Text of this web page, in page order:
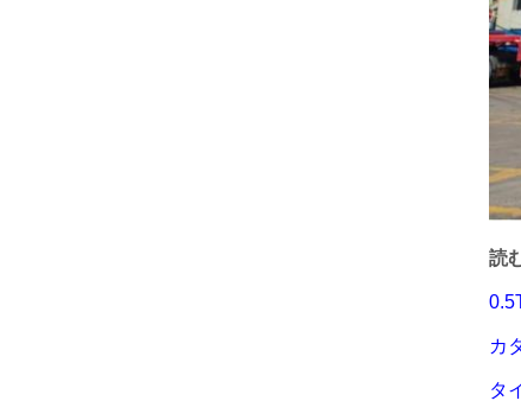
読
カ
タ